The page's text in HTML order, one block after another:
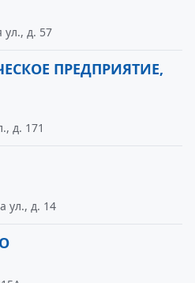
д. 57
ПРЕДПРИЯТИЕ,
д. 171
ул., д. 14